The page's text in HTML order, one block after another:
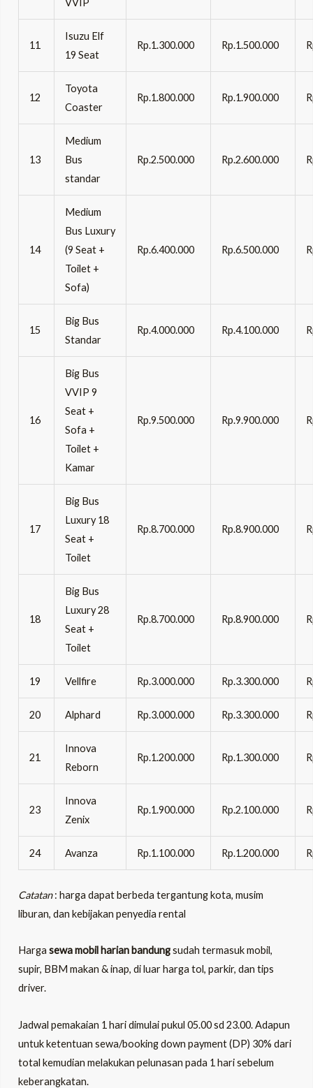
11
Isuzu Elf
19 Seat
Rp.1.300.000 Rp.1.500.000
12
Toyota
Coaster
Rp.1.800.000 Rp.1.900.000
13
Medium
Bus
standar
Rp.2.500.000 Rp.2.600.000
14
Medium
Bus Luxury
(9 Seat +
Toilet +
Sofa)
Rp.6.400.000 Rp.6.500.000
15
Big Bus
Standar
Rp.4.000.000 Rp.4.100.000
16
Big Bus
VVIP 9
Seat +
Sofa +
Toilet +
Kamar
Rp.9.500.000 Rp.9.900.000
17
Big Bus
Luxury 18
Seat +
Toilet
Rp.8.700.000 Rp.8.900.000
18
Big Bus
Luxury 28
Seat +
Toilet
Rp.8.700.000 Rp.8.900.000
19 Vellfire Rp.3.000.000 Rp.3.300.000
20 Alphard Rp.3.000.000 Rp.3.300.000
21
Innova
Reborn
Rp.1.200.000 Rp.1.300.000
23
Innova
Zenix
Rp.1.900.000 Rp.2.100.000
24 Avanza Rp.1.100.000 Rp.1.200.000
Catatan: harga dapat berbeda tergantung kota, musim
liburan, dan kebijakan penyedia rental
Harga sewamobil harian bandungsudah termasuk mobil,
supir, BBM makan & inap, di luar harga tol, parkir, dan tips
driver.
Jadwal pemakaian 1 hari dimulai pukul 05.00 sd 23.00. Adapun
untuk ketentuan sewa/booking down payment (DP) 30% dari
total kemudian melakukan pelunasan pada 1 hari sebelum
keberangkatan.